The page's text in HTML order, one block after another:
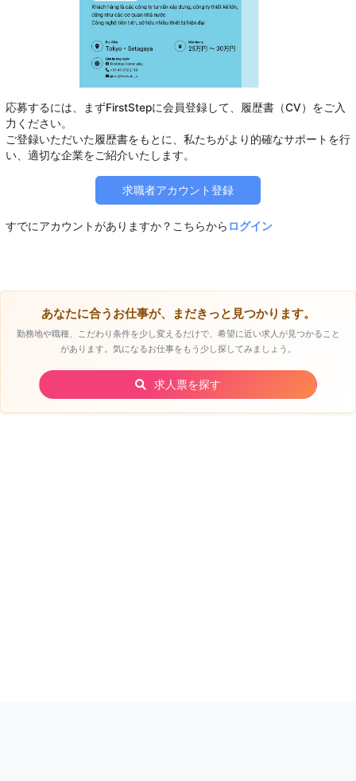
応募するには、まずFirstStepに会員登録して、履歴書（CV）をご入
力ください。
ご登録いただいた履歴書をもとに、私たちがより的確なサポートを行
求職者アカウント登録
すでにアカウントがありますか？こちらから ログイン
あなたに合うお仕事が、まだきっと見つかります。
勤務地や職種、こだわり条件を少し変えるだけで、希望に近い求人が見つかること
があります。気になるお仕事をもう少し探してみましょう。
求人票を探す